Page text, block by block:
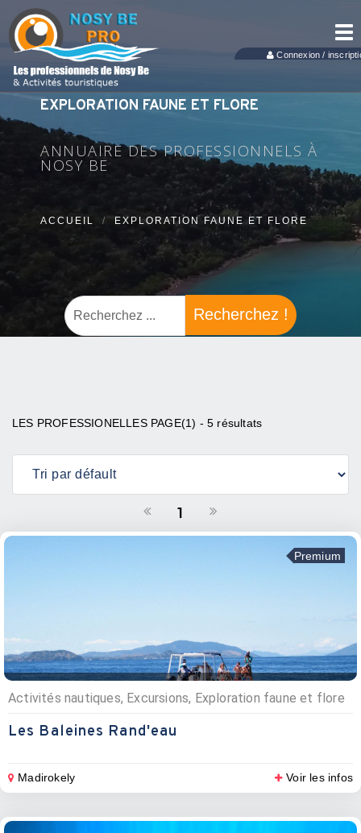
Connexion /
EXPLORATION FAUNE ET FLORE
ANNUAIRE DES PROFESSIONNELS À
NOSY BE
ACCUEIL EXPLORATION FAUNE ET FLORE
Recherchez !
LES PROFESSIONELLES PAGE(1) - 5 résultats
1
Premium
Activités nautiques, Excursions, Exploration faune et flore
Les Baleines Rand'eau
Madirokely Voir les infos